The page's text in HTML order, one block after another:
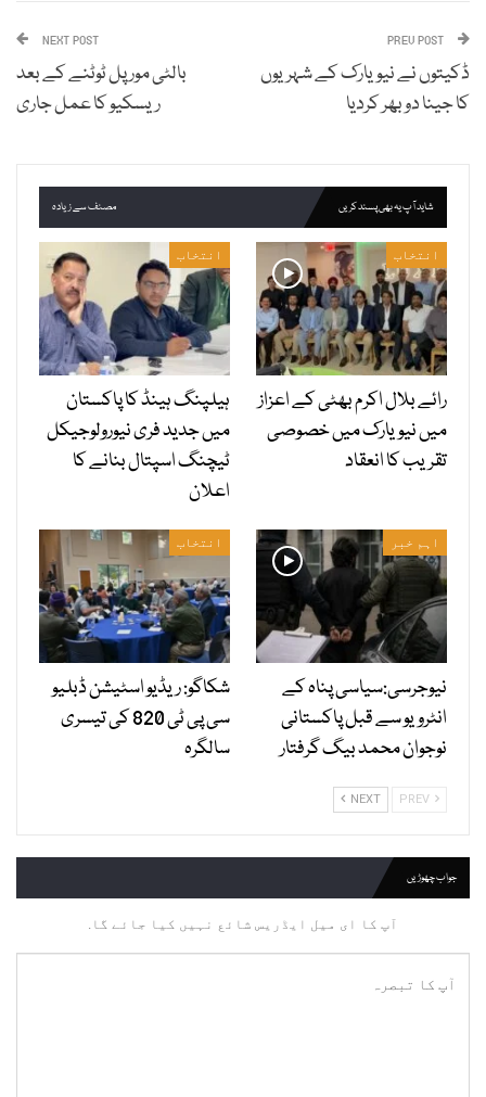
ڈکیتوں نے نیویارک کے شہریوں
کا جینا دو بھر کردیا
NEXT POST
بالٹی مور پل ٹوٹنے کے بعد
ریسکیو کا عمل جاری
شاید آپ یہ بھی پسند کریں مصنف سے زیادہ
انتخاب
رائے بلال اکرم بھٹی کے اعزاز
میں نیویارک میں خصوصی
تقریب کا انعقاد
انتخاب
ہیلپنگ ہینڈ کا پاکستان
میں جدید فری نیورولوجیکل
ٹیچنگ اسپتال بنانے کا
اعلان
اہم خبر
نیوجرسی:سیاسی پناہ کے
انٹرویو سے قبل پاکستانی
نوجوان محمد بیگ گرفتار
انتخاب
شکاگو: ریڈیو اسٹیشن ڈبلیو
سی پی ٹی 820 کی تیسری
سالگرہ
NEXT
جواب چھوڑیں
آپ کا ای میل ایڈریس شائع نہیں کیا جائے گا.